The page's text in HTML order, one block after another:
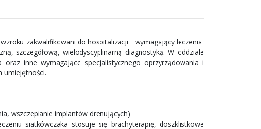
zakwalifikowani do hospitalizacji - wymagający leczenia
szczegółową, wielodyscyplinarną diagnostyką. W oddziale
inne wymagające specjalistycznego oprzyrządowania i
umiejętności.
wszczepianie implantów drenujących)
siatkówczaka stosuje się brachyterapię, doszklistkowe